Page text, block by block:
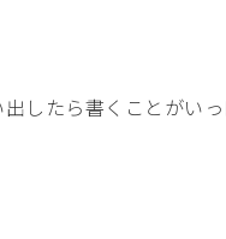
したら書くことがい